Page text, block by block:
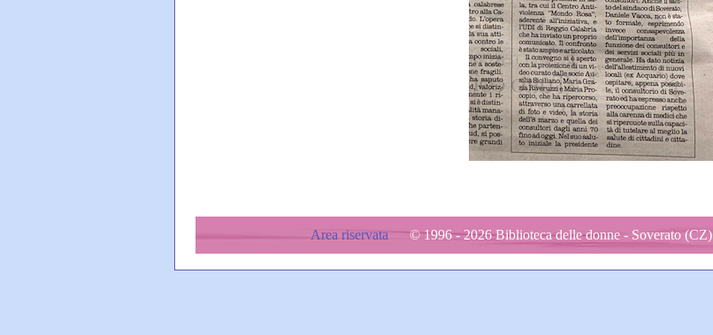
Area riservata © 1996 - 2026 Biblioteca delle donne - Soverato (CZ)